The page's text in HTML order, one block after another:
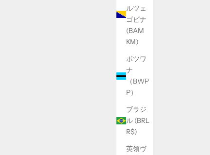
ルツェ
ゴビナ
(BAM
КМ)
ボツワ
ナ
（BWP
P）
ブラジ
ル (BRL
R$)
英領ヴ